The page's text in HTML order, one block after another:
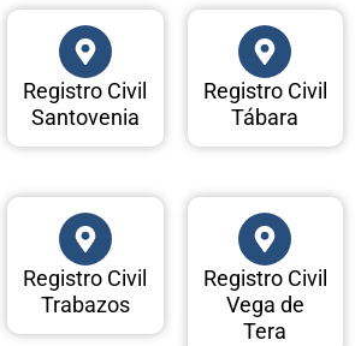
Registro Civil
Santovenia
Registro Civil
Tábara
Registro Civil
Trabazos
Registro Civil
Vega de
Tera